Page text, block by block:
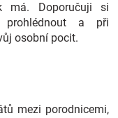
má. Doporučuji si
prohlédnout a při
osobní pocit.
mezi porodnicemi,